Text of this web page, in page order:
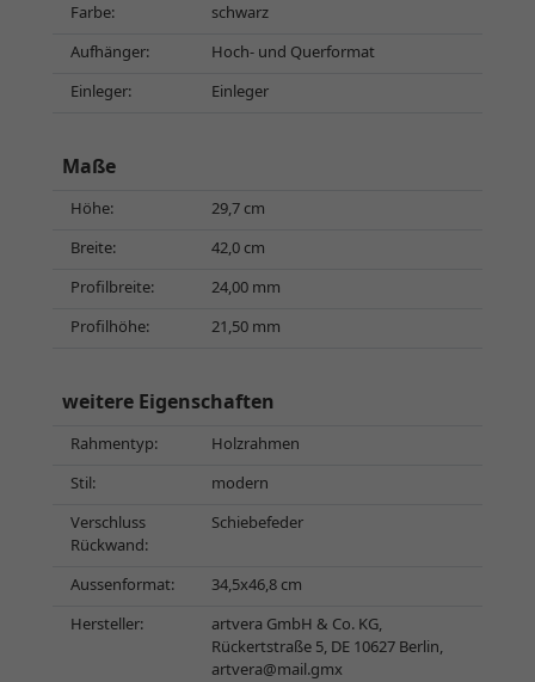
Farbe:
schwarz
Aufhänger:
Hoch- und Querformat
Einleger:
Einleger
Maße
Höhe:
29,7 cm
Breite:
42,0 cm
Profilbreite:
24,00 mm
Profilhöhe:
21,50 mm
weitere Eigenschaften
Rahmentyp:
Holzrahmen
Stil:
modern
Verschluss
Rückwand:
Schiebefeder
Aussenformat:
34,5x46,8 cm
Hersteller:
artvera GmbH & Co. KG,
Rückertstraße 5, DE 10627 Berlin,
artvera@mail.gmx